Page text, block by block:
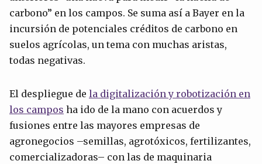
carbono” en los campos. Se suma así a Bayer en la
incursión de potenciales créditos de carbono en
suelos agrícolas, un tema con muchas aristas,
todas negativas.
El despliegue de la digitalización y robotización en
los campos ha ido de la mano con acuerdos y
fusiones entre las mayores empresas de
agronegocios –semillas, agrotóxicos, fertilizantes,
comercializadoras– con las de maquinaria